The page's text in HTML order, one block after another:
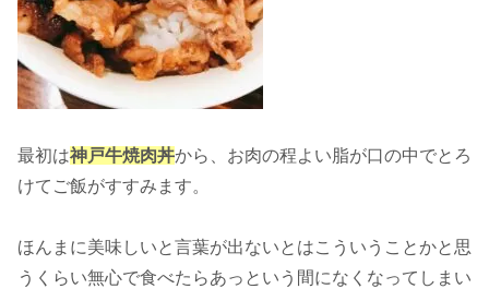
最初は神戸牛焼肉丼から、お肉の程よい脂が口の中でとろ
けてご飯がすすみます。
ほんまに美味しいと言葉が出ないとはこういうことかと思
うくらい無心で食べたらあっという間になくなってしまい